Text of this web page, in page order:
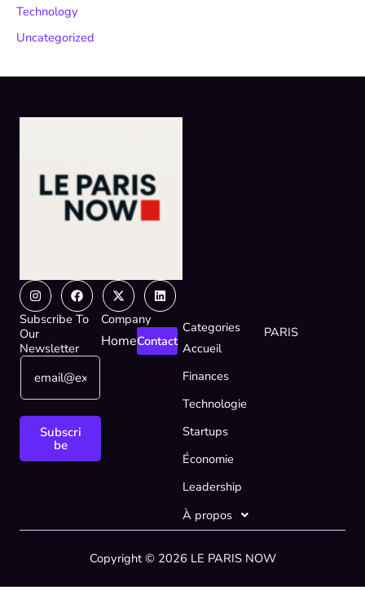
Technology
Uncategorized
InstagramFacebook
X-
twitter
Linkedin
Subscribe To
Our
Newsletter
*
m
a
E
l
E
a
Subscri
be
Company
HomeContact
Categories
Accueil
Finances
Technologie
Startups
Économie
Leadership
À propos
PARIS
Copyright © 2026 LE PARIS NOW